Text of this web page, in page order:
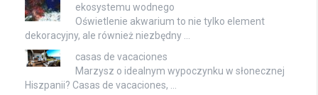
ekosystemu wodnego
Oświetlenie akwarium to nie tylko element
dekoracyjny, ale również niezbędny …
casas de vacaciones
Marzysz o idealnym wypoczynku w słonecznej
Hiszpanii? Casas de vacaciones, …